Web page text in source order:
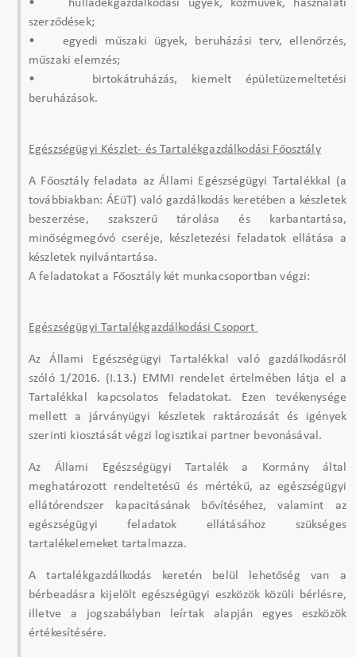
• hulladékgazdálkodási ügyek, közművek, használati
szerződések;
• egyedi műszaki ügyek, beruházási terv, ellenőrzés,
műszaki elemzés;
• birtokátruházás, kiemelt épületüzemeltetési
beruházások.
Egészségügyi Készlet- és Tartalékgazdálkodási Főosztály
A Főosztály feladata az Állami Egészségügyi Tartalékkal (a
továbbiakban: ÁEüT) való gazdálkodás keretében a készletek
beszerzése, szakszerű tárolása és karbantartása,
minőségmegóvó cseréje, készletezési feladatok ellátása a
készletek nyilvántartása.
A feladatokat a Főosztály két munkacsoportban végzi:
Egészségügyi Tartalékgazdálkodási Csoport
Az Állami Egészségügyi Tartalékkal való gazdálkodásról
szóló 1/2016. (I.13.) EMMI rendelet értelmében látja el a
Tartalékkal kapcsolatos feladatokat. Ezen tevékenysége
mellett a járványügyi készletek raktározását és igények
szerinti kiosztását végzi logisztikai partner bevonásával.
Az Állami Egészségügyi Tartalék a Kormány által
meghatározott rendeltetésű és mértékű, az egészségügyi
ellátórendszer kapacitásának bővítéséhez, valamint az
egészségügyi feladatok ellátásához szükséges
tartalékelemeket tartalmazza.
A tartalékgazdálkodás keretén belül lehetőség van a
bérbeadásra kijelölt egészségügyi eszközök közüli bérlésre,
illetve a jogszabályban leírtak alapján egyes eszközök
értékesítésére.